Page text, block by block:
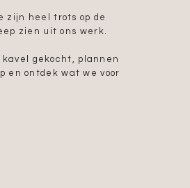
zijn heel trots op de
zien uit ons werk.
kavel gekocht, plannen
en ontdek wat we voor